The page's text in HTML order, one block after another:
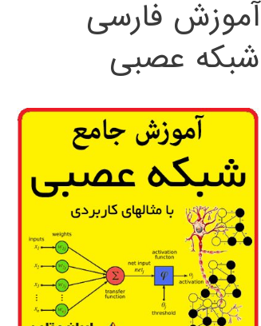
آموزش فارسی
شبکه عصبی